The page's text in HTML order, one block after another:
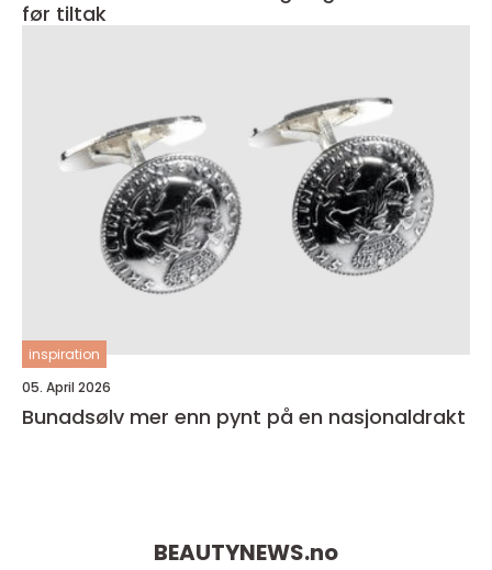
før tiltak
inspiration
05. April 2026
Bunadsølv mer enn pynt på en nasjonaldrakt
BEAUTYNEWS.no